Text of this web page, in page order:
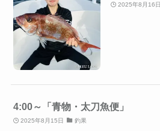
2025年8月16日
4:00～「青物・太刀魚便」
2025年8月15日 釣果